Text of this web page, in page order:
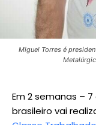
Miguel Torres é
Em 2 semanas –
brasileiro vai